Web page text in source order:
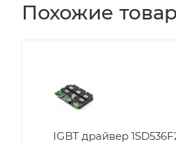
Похожие
IGBT драйвер